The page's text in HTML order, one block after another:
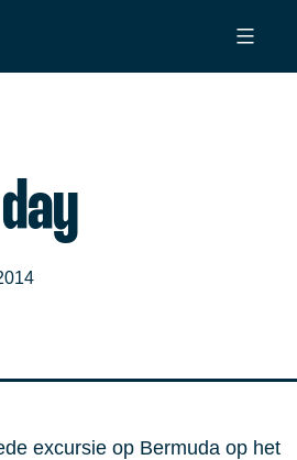
excursie op Bermuda op het